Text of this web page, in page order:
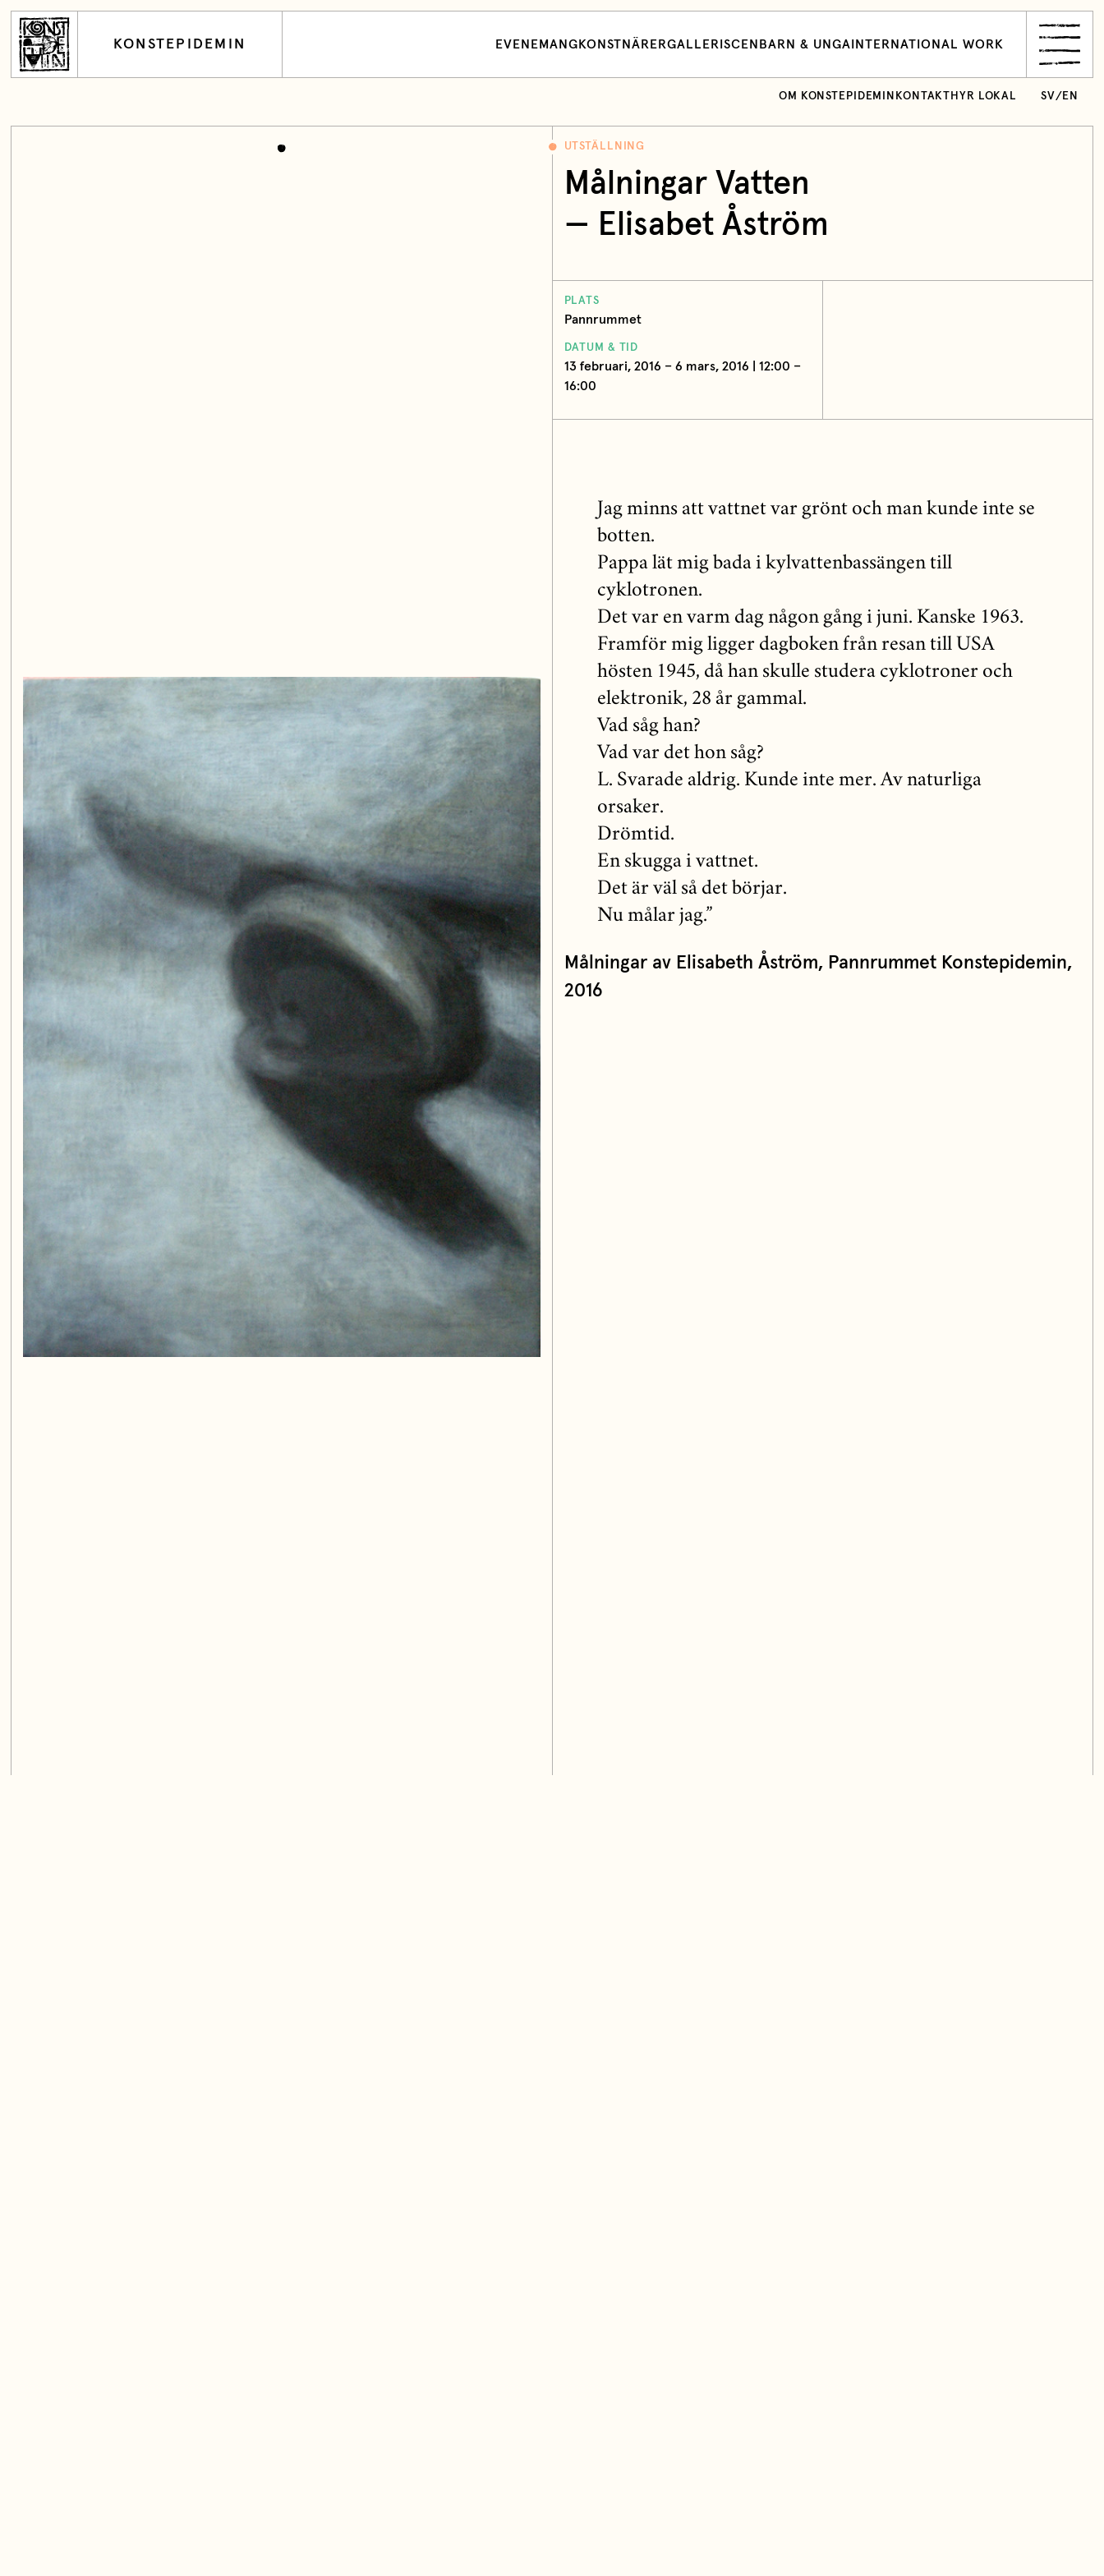
KONSTEPIDEMIN EVENEMANG KONSTNÄRERGALLERI SCEN BARN & UNGA INTERNATIONAL WORK
OM KONSTEPIDEMIN KONTAKT HYR LOKAL SV/ EN
UTSTÄLLNING
Målningar Vatten
— Elisabet Åström
PLATS
Pannrummet
DATUM & TID
13 februari, 2016 – 6 mars, 2016 | 12:00 –
16:00
Jag minns att vattnet var grönt och man kunde inte se
botten.
Pappa lät mig bada i kylvattenbassängen till
cyklotronen.
Det var en varm dag någon gång i juni. Kanske 1963.
Framför mig ligger dagboken från resan till USA
hösten 1945, då han skulle studera cyklotroner och
elektronik, 28 år gammal.
Vad såg han?
Vad var det hon såg?
L. Svarade aldrig. Kunde inte mer. Av naturliga
orsaker.
Drömtid.
En skugga i vattnet.
Det är väl så det börjar.
Nu målar jag.”
Målningar av Elisabeth Åström, Pannrummet Konstepidemin,
2016